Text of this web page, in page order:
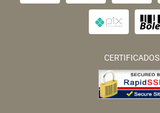
CERTIFICADOS